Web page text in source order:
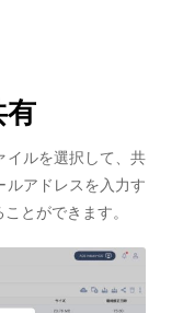
イルを選択して、共
アドレスを入力す
とができます。